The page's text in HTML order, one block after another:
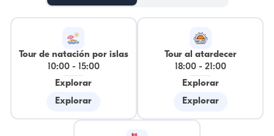
Tour de natación por islas
10:00-
15:00
Explorar
Explorar
Tour al atardecer
18:00- 21:00
Explorar
Explorar